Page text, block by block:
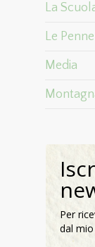
La
Le
Media
Per
dal